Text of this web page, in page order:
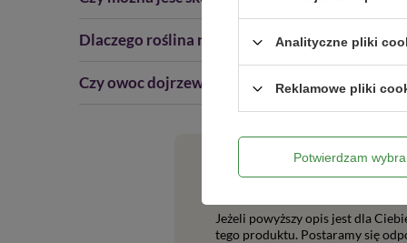
Dlaczego roślina rośnie pięknie, ale owoce są
Czy owoc dojrzewa po zerwaniu?
Potrzebujesz pomocy?
Jeżeli powyższy opis jest dla
tego produktu. Postaramy się
Analityczne pliki
Reklamowe pliki
Potwierdzam